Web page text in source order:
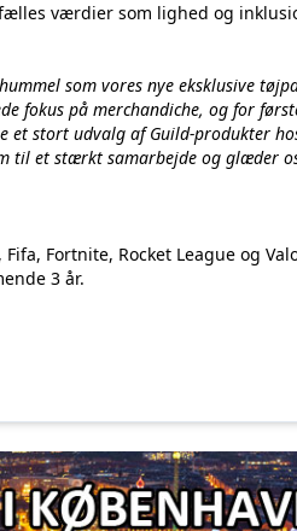
fælles værdier som lighed og
som vores nye eksklusive
fokus på merchandiche, og for
et stort udvalg af Guild-produkter
til et stærkt samarbejde og glæder
Fortnite, Rocket League og
3 år.